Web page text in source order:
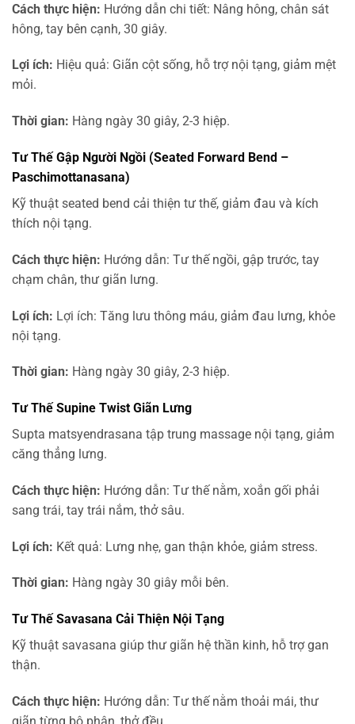
Cách thực hiện: Hướng dẫn chi tiết: Nâng hông, chân sát
hông, tay bên cạnh, 30 giây.
Lợi ích: Hiệu quả: Giãn cột sống, hỗ trợ nội tạng, giảm mệt
mỏi.
Thời gian: Hàng ngày 30 giây, 2-3 hiệp.
Tư Thế Gập Người Ngồi (Seated Forward Bend –
Paschimottanasana)
Kỹ thuật seated bend cải thiện tư thế, giảm đau và kích
thích nội tạng.
Cách thực hiện: Hướng dẫn: Tư thế ngồi, gập trước, tay
chạm chân, thư giãn lưng.
Lợi ích: Lợi ích: Tăng lưu thông máu, giảm đau lưng, khỏe
nội tạng.
Thời gian: Hàng ngày 30 giây, 2-3 hiệp.
Tư Thế Supine Twist Giãn Lưng
Supta matsyendrasana tập trung massage nội tạng, giảm
căng thẳng lưng.
Cách thực hiện: Hướng dẫn: Tư thế nằm, xoắn gối phải
sang trái, tay trái nắm, thở sâu.
Lợi ích: Kết quả: Lưng nhẹ, gan thận khỏe, giảm stress.
Thời gian: Hàng ngày 30 giây mỗi bên.
Tư Thế Savasana Cải Thiện Nội Tạng
Kỹ thuật savasana giúp thư giãn hệ thần kinh, hỗ trợ gan
thận.
Cách thực hiện: Hướng dẫn: Tư thế nằm thoải mái, thư